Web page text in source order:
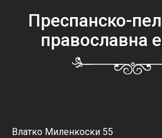
Преспанско-
православна
Влатко Миленкоски 55